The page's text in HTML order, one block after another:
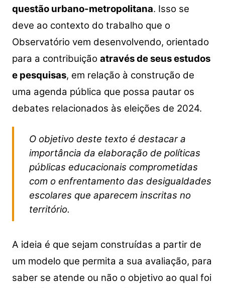
questão urbano-metropolitana. Isso se
deve ao contexto do trabalho que o
Observatório vem desenvolvendo, orientado
para a contribuição através de seus estudos
e pesquisas, em relação à construção de
uma agenda pública que possa pautar os
debates relacionados às eleições de 2024.
O objetivo deste texto é destacar a
importância da elaboração de políticas
públicas educacionais comprometidas
com o enfrentamento das desigualdades
escolares que aparecem inscritas no
território.
A ideia é que sejam construídas a partir de
um modelo que permita a sua avaliação, para
saber se atende ou não o objetivo ao qual foi